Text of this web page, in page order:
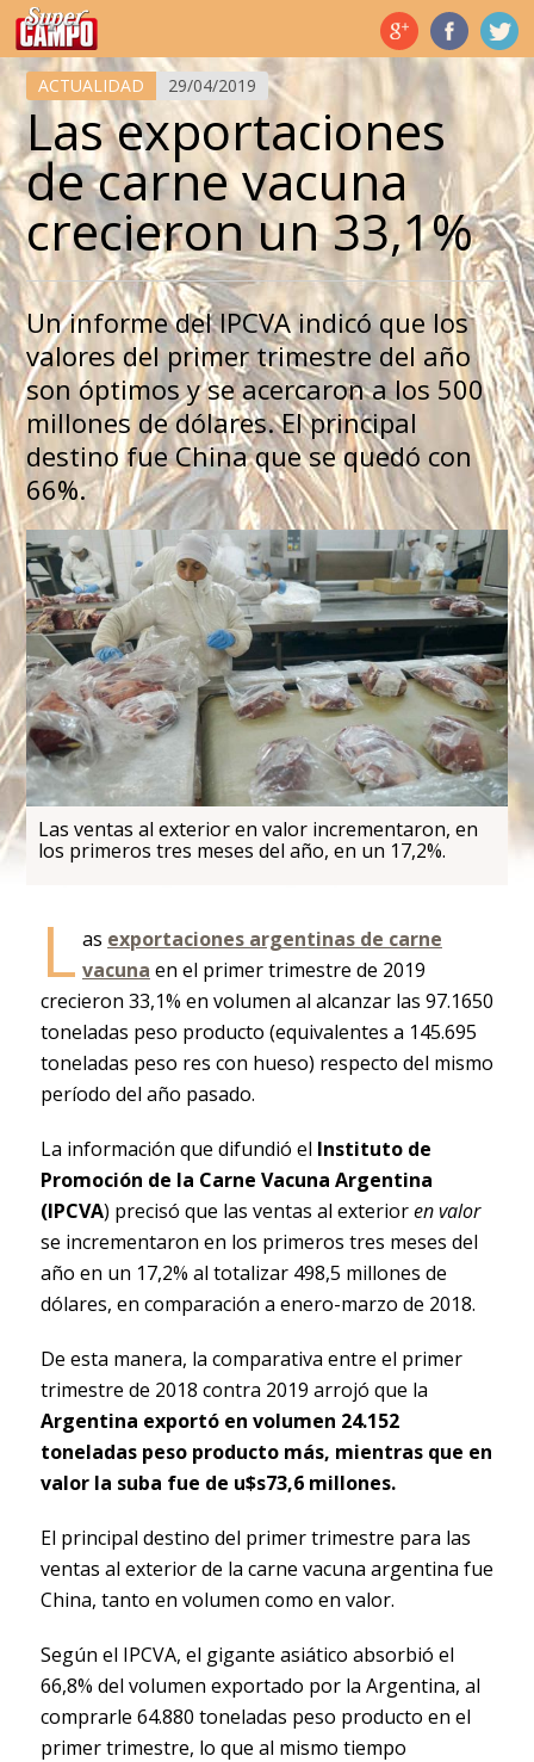
Temas de hoy
ACTUALIDAD 29/04/2019
Las exportaciones
de carne vacuna
crecieron un 33,1%
Un informe del IPCVA indicó que los
valores del primer trimestre del año
son óptimos y se acercaron a los 500
millones de dólares. El principal
destino fue China que se quedó con
66%.
Las ventas al exterior en valor incrementaron, en
los primeros tres meses del año, en un 17,2%.
L as exportaciones argentinas de carne
vacuna en el primer trimestre de 2019
crecieron 33,1% en volumen al alcanzar las 97.1650
toneladas peso producto (equivalentes a 145.695
toneladas peso res con hueso) respecto del mismo
período del año pasado.
La información que difundió el Instituto de
Promoción de la Carne Vacuna Argentina
(IPCVA) precisó que las ventas al exterioren valor
se incrementaron en los primeros tres meses del
año en un 17,2% al totalizar 498,5 millones de
dólares, en comparación a enero-marzo de 2018.
De esta manera, la comparativa entre el primer
trimestre de 2018 contra 2019 arrojó que la
Argentina exportó en volumen 24.152
toneladas peso producto más, mientras que en
valor la suba fue de u$s73,6 millones.
El principal destino del primer trimestre para las
ventas al exterior de la carne vacuna argentina fue
China, tanto en volumen como en valor.
Según el IPCVA, el gigante asiático absorbió el
66,8% del volumen exportado por la Argentina, al
comprarle 64.880 toneladas peso producto en el
primer trimestre, lo que al mismo tiempo